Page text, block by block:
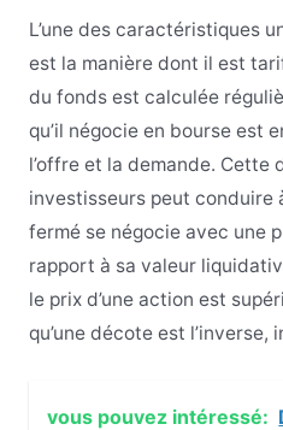
L’une des caractéristiques
est la manière dont il est
du fonds est calculée
qu’il négocie en bourse est
l’offre et la demande. Cette
investisseurs peut conduire
fermé se négocie avec une
rapport à sa valeur
le prix d’une action est
qu’une décote est l’inverse,
vous pouvez intéressé: